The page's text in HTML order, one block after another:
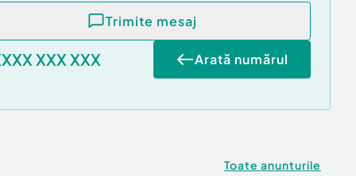
Trimite mesaj
XXX XXX Arată numărul
Toate anunturile